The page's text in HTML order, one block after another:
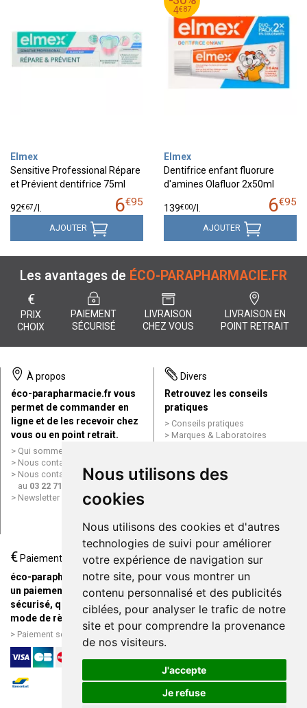
Nous utilisons des
cookies
Nous utilisons des cookies et d'autres
technologies de suivi pour améliorer
votre expérience de navigation sur
notre site, pour vous montrer un
contenu personnalisé et des publicités
ciblées, pour analyser le trafic de notre
site et pour comprendre la provenance
de nos visiteurs.
J'accepte
Je refuse
Elmex
Sensitive Professional Répare
et Prévient dentifrice 75ml
6€95
92€67/
AJOUTER
4€87
4
€
87
Elmex
Dentifrice enfant fluorure
d'amines Olafluor 2x50ml
6€95
139€00/
AJOUTER
Les avantages de ÉCO-PARAPHARMACIE.FR
€
PRIX
CHOIX
PAIEMENT
SÉCURISÉ
LIVRAISON
CHEZ VOUS
LIVRAISON EN
POINT RETRAIT
À propos
éco-parapharmacie.fr vous
permet de commander en
ligne et de les recevoir chez
vous ou en point retrait.
Qui sommes nous ?
Nous contacter par e-mail
Nous contacter par téléphone
au 03 22 71 64 10
Newsletter
Divers
Retrouvez les conseils
pratiques
Conseils pratiques
Marques & Laboratoires
Mentions légales
Données personnelles
ligne
€ Paiement
éco-parapharmacie.fr offre
un paiement entièrement
sécurisé, quel que soit le
mode de règlement
Paiement sécurisé et simple
Livraison / Point retrait
Commandez en ligne et
recevez votre commande
rapidement chez vous ou en
point retrait
Livraison chez vous ou en